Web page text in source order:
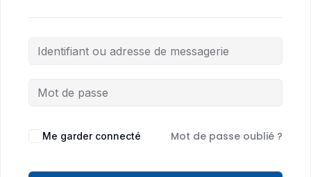
Me garder connecté Mot de passe oublié ?